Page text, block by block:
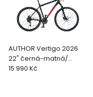
AUTHOR Vertigo 2026
22" černá-matná/
červená krosové kolo
15 990 Kč